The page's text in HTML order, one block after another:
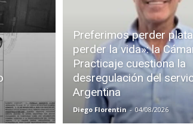
Preferimos perder
perder la vida»: la
Practicaje cuestiona la
desregulación del
Argentina
Diego Florentin - 04/08/2026